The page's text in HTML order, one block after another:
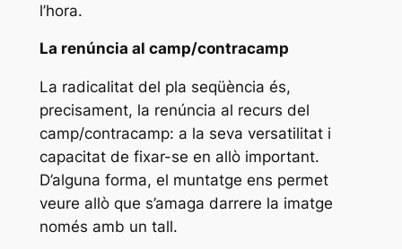
l’hora.
La renúncia al camp/contracamp
La radicalitat del pla seqüència és,
precisament, la renúncia al recurs del
camp/contracamp: a la seva versatilitat i
capacitat de fixar-se en allò important.
D’alguna forma, el muntatge ens permet
veure allò que s’amaga darrere la imatge
només amb un tall.